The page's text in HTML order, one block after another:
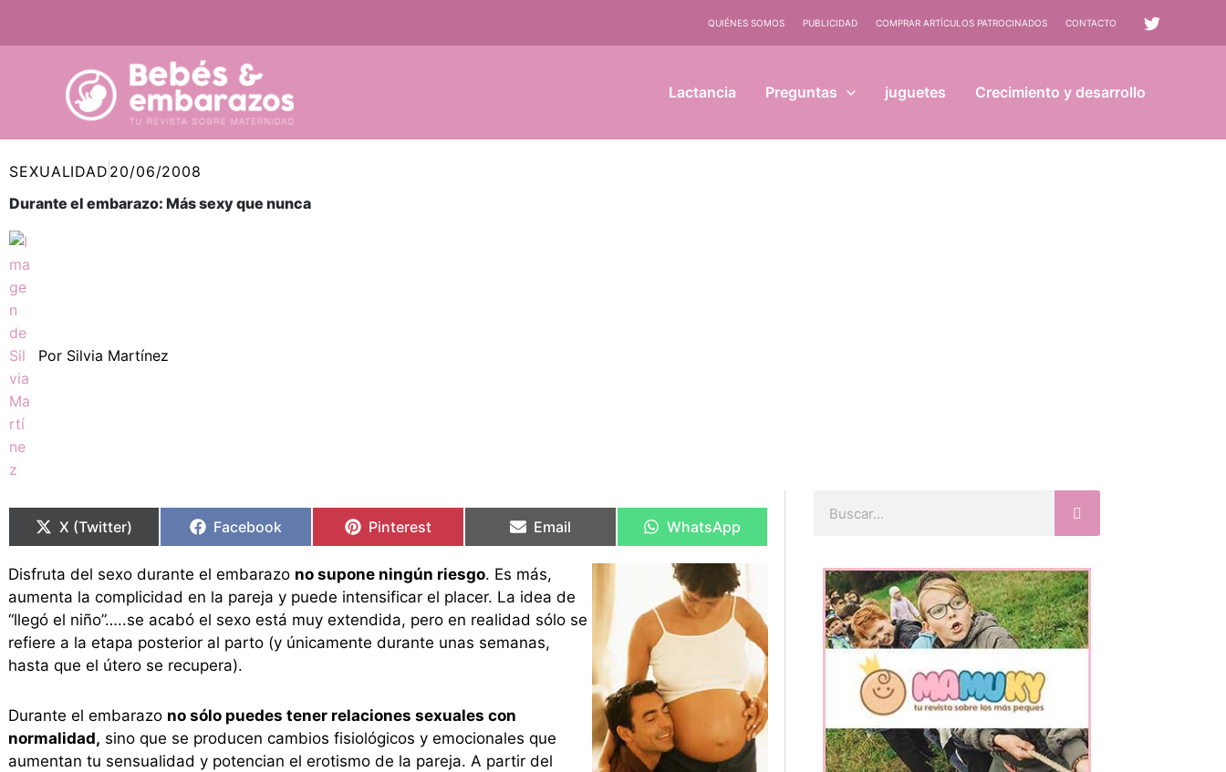
QUIÉNES SOMOS PUBLICIDAD COMPRAR ARTÍCULOS PATROCINADOS CONTACTO
Lactancia Preguntas juguetes Crecimiento y desarrollo
SEXUALIDAD 20/06/2008
Durante el embarazo: Más sexy que nunca
Por Silvia Martínez
en
X (Twitter)
en
Facebook
en
Pinterest
en
Email
en
WhatsApp
Disfruta del sexo durante el embarazo no supone ningún riesgo. Es más,
aumenta la complicidad en la pareja y puede intensificar el placer. La idea de
“llegó el niño”…..se acabó el sexo está muy extendida, pero en realidad sólo se
refiere a la etapa posterior al parto (y únicamente durante unas semanas,
hasta que el útero se recupera).
Durante el embarazo no sólo puedes tener relaciones sexuales con
normalidad, sino que se producen cambios fisiológicos y emocionales que
aumentan tu sensualidad y potencian el erotismo de la pareja. A partir del
en
en
en
en
en